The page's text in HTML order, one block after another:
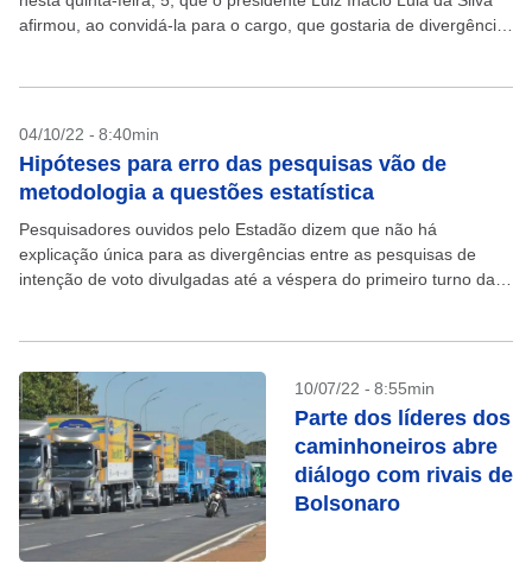
afirmou, ao convidá-la para o cargo, que gostaria de divergência
04/10/22 - 8:40min
Hipóteses para erro das pesquisas vão de
metodologia a questões estatística
Pesquisadores ouvidos pelo Estadão dizem que não há
explicação única para as divergências entre as pesquisas de
intenção de voto divulgadas até a véspera do primeiro turno das
10/07/22 - 8:55min
Parte dos líderes dos
caminhoneiros abre
diálogo com rivais de
Bolsonaro